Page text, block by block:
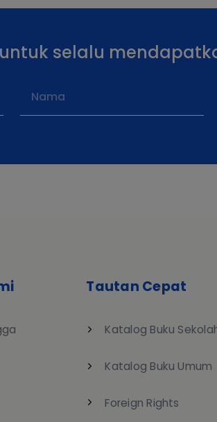
selalu
Tautan Cepat
Katalog Buku
Katalog Buku Umum
Foreign Rights